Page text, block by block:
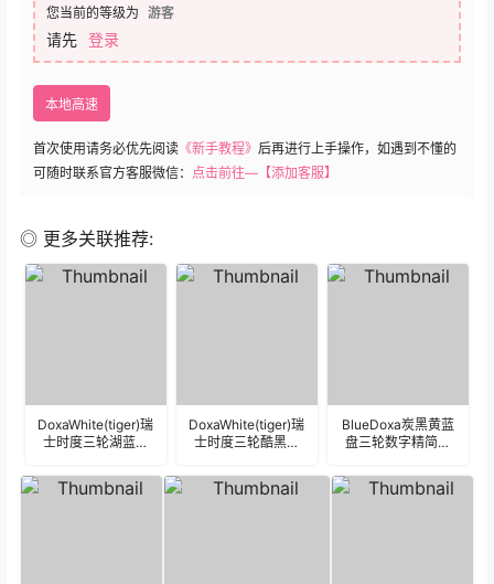
您当前的等级为 游客
请先 登录
本地高速
首次使用请务必优先阅读 《新手教程》 后再进行上手操作，如遇到不懂的
可随时联系官方客服微信： 点击前往—【添加客服】
◎ 更多关联推荐:
DoxaWhite(tiger)瑞
士时度三轮湖蓝色
DoxaWhite(tiger)瑞
士时度三轮酷黑色
BlueDoxa炭黑黄蓝
盘三轮数字精简表